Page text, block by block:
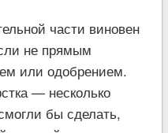
части виновен
не прямым
или одобрением.
— несколько
бы сделать,